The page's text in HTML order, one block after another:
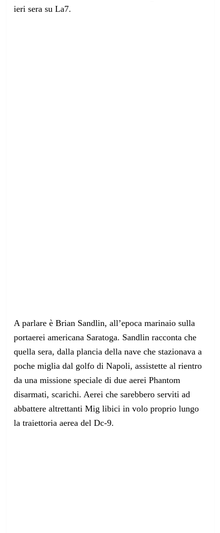
ieri sera su La7.
A parlare è Brian Sandlin, all’epoca marinaio sulla
portaerei americana Saratoga. Sandlin racconta che
quella sera, dalla plancia della nave che stazionava a
poche miglia dal golfo di Napoli, assistette al rientro
da una missione speciale di due aerei Phantom
disarmati, scarichi. Aerei che sarebbero serviti ad
abbattere altrettanti Mig libici in volo proprio lungo
la traiettoria aerea del Dc-9.